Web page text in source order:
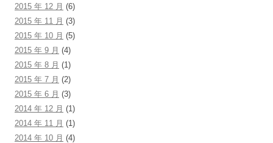
2015 年 12 月 (6)
2015 年 11 月 (3)
2015 年 10 月 (5)
2015 年 9 月 (4)
2015 年 8 月 (1)
2015 年 7 月 (2)
2015 年 6 月 (3)
2014 年 12 月 (1)
2014 年 11 月 (1)
2014 年 10 月 (4)